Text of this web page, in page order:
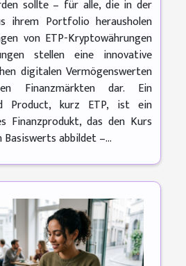
sollte – für alle, die in der
ihrem Portfolio herausholen
von ETP-Kryptowährungen
stellen eine innovative
digitalen Vermögenswerten
Finanzmärkten dar. Ein
Product, kurz ETP, ist ein
Finanzprodukt, das den Kurs
abbildet –...